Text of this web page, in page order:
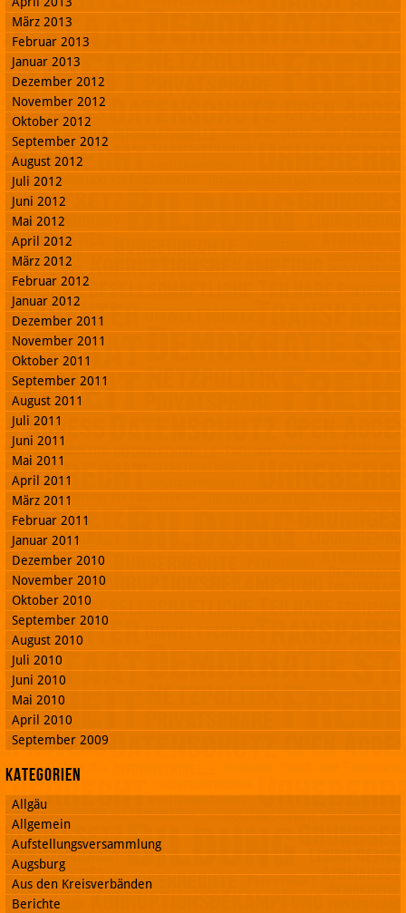
März 2013
Februar 2013
Januar 2013
Dezember 2012
November 2012
Oktober 2012
September 2012
August 2012
Juli 2012
Juni 2012
Mai 2012
April 2012
März 2012
Februar 2012
Januar 2012
Dezember 2011
November 2011
Oktober 2011
September 2011
August 2011
Juli 2011
Juni 2011
Mai 2011
April 2011
März 2011
Februar 2011
Januar 2011
Dezember 2010
November 2010
Oktober 2010
September 2010
August 2010
Juli 2010
Juni 2010
Mai 2010
April 2010
September 2009
Kategorien
Allgäu
Allgemein
Aufstellungsversammlung
Augsburg
Aus den Kreisverbänden
Berichte